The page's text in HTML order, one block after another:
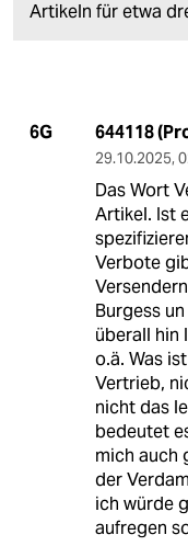
Artikeln für etwa
6G 644118
29.10.2025,
Das Wort
Artikel. Ist
Verbote
Burgess
überall hin
o.ä. Was
Vertrieb,
nicht das
bedeutet
mich auch
der
ich würde
aufregen